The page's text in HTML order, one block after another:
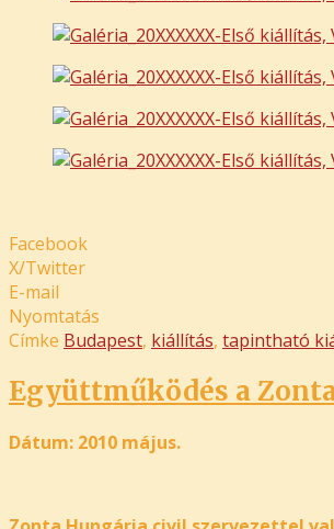
Facebook
X/Twitter
E-mail
Nyomtatás
Címke Budapest, kiállítás, tapintható
Együttműködés a
Dátum: 2010 május.